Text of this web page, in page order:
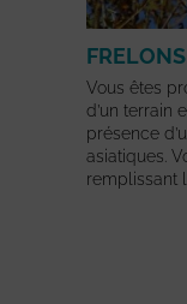
Vous êtes
d’un terrain
présence
asiatiques.
remplissant